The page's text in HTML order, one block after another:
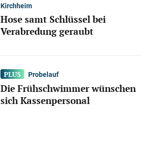
Kirchheim
Hose samt Schlüssel bei
Verabredung geraubt
Probelauf
Die Frühschwimmer wünschen
sich Kassenpersonal